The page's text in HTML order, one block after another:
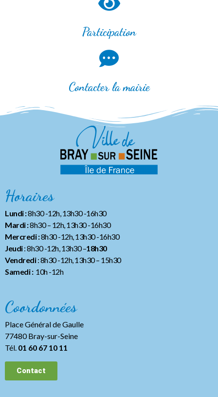
Participation
Contacter la mairie
Horaires
Lundi :8h30 -12h, 13h30 -16h30
Mardi :8h30 – 12h, 13h30 -16h30
Mercredi :8h30 -12h, 13h30 -16h30
Jeudi: 8h30 -12h, 13h30 –18h30
Vendredi: 8h30 -12h, 13h30– 15h30
Samedi :10h -12h
Coordonnées
Place Général de Gaulle
77480 Bray-sur-Seine
Tél. 01 60 67 10 11
Contact